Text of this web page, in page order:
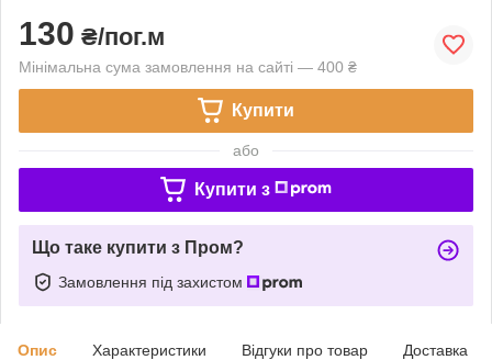
130 ₴/пог.м
Мінімальна сума замовлення на сайті — 400 ₴
Купити
або
Купити з
Що таке купити з Пром?
Замовлення під захистом
Опис Характеристики Відгуки про товар Доставка